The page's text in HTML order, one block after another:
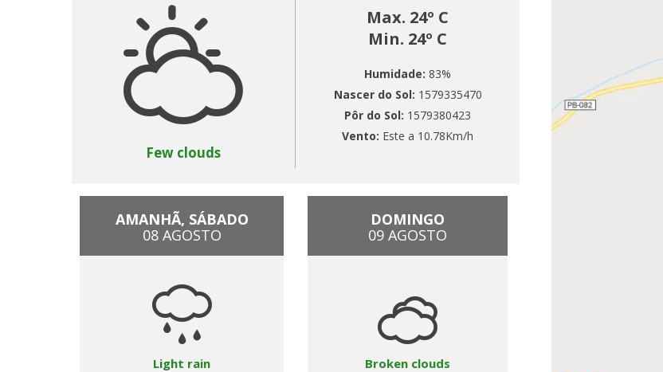
Few clouds
Max. 24º C
Min. 24º C
Humidade: 83%
Nascer do Sol: 1579335470
Pôr do Sol: 1579380423
Vento: Este a 10.78Km/h
AMANHÃ, SÁBADO
08 AGOSTO
Light rain
DOMINGO
09 AGOSTO
Broken clouds